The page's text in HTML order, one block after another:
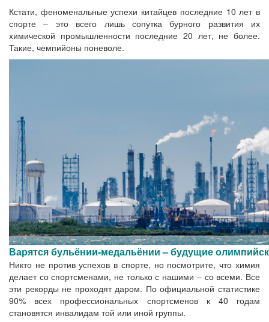
Кстати, феноменальные успехи китайцев последние 10 лет в
спорте – это всего лишь сопутка бурного развития их
химической промышленности последние 20 лет, не более.
Такие, чемпийоны поневоле.
Варятся бульёнии-медальёнии – будущие
Никто не против успехов в спорте, но посмотрите, что химия
делает со спортсменами, не только с нашими – со всеми. Все
эти рекорды не проходят даром. По официальной статистике
90% всех профессиональных спортсменов к 40 годам
становятся инвалидам той или иной группы.